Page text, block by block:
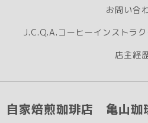
お問い合
J.C.Q.A.コーヒーインストラ
店主経
自家焙煎珈琲店 亀山珈